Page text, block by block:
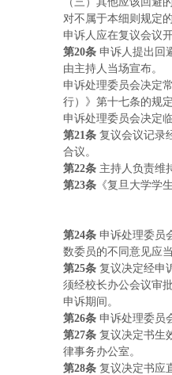
对不属于本细则规定
申诉人应在复议会议
第20条 申诉人提出回
由主持人当场宣布。
申诉处理委员会决定
行）》第十七条的规
申诉处理委员会决定
第21条 复议会议记录
合议。
第22条 主持人负责维
第23条 《复旦大学学
第24条 申诉处理委员
数委员的不同意见应
第25条 复议决定经申
须经校长办公会议审
申诉期间。
第26条 申诉处理委员
第27条 复议决定书生
律事务办公室。
第28条 复议决定书应